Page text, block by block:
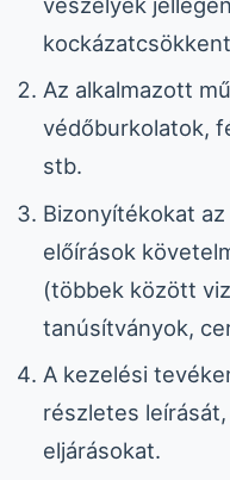
Az alkalmazott
védőburkolatok,
stb.
Bizonyítékokat
előírások
(többek között
tanúsítványok,
A kezelési
részletes
eljárásokat.